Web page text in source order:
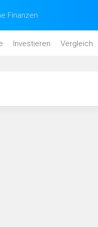
Finanzen
Investieren Vergleich